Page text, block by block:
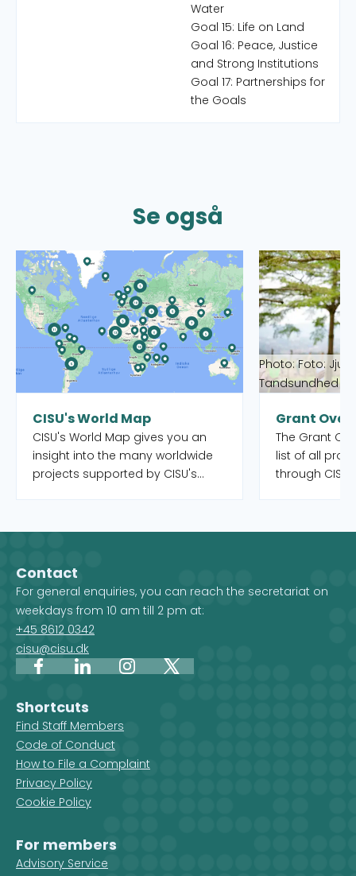
Water
Goal 15: Life on Land
Goal 16: Peace, Justice
and Strong Institutions
Goal 17: Partnerships for
the Goals
Se også
CISU's World Map
CISU's World Map gives you an
insight into the many worldwide
projects supported by CISU's
partners who manage the
country on the map, you get an
overview of the projects, but you
also see which CISU member
organisations are active in that
country.
Read more about CISU's World Map
Photo: Foto:
Tandsundhed
Grant
The Grant
list of all
through
to filter by
Read more
Contact
For general enquiries, you can reach the secretariat on
weekdays from 10 am till 2 pm at:
+45 8612 0342
cisu@cisu.dk
FacebookLinkedInInstagram
X
Shortcuts
Find Staff Members
Code of Conduct
How to File a Complaint
Privacy Policy
Cookie Policy
For members
Advisory Service